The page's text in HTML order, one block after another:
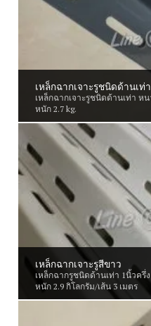
เหล็กฉากเจาะรูชนิดด้านเท่
เหล็กฉากเจาะรูชนิดด้านเท่า ห
หนัก 2.7 kg.
เหล็กฉากเจาะรูสีขาว
เหล็กฉากรูชนิดด้านเท่า 1นิ้วค
หนัก 2.9 กิโลกรัม/เส้น 3 เมตร